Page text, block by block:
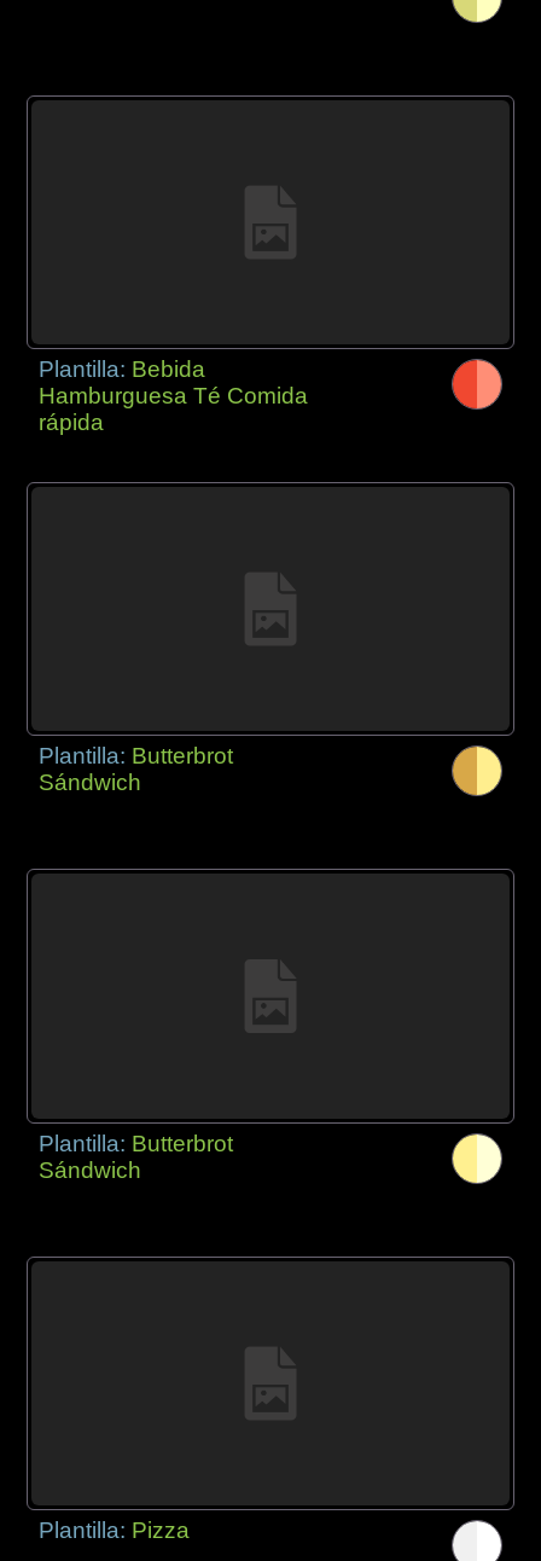
Plantilla: Bebida
Hamburguesa Té Comida
rápida
Plantilla: Butterbrot
Sándwich
Plantilla: Butterbrot
Sándwich
Plantilla: Pizza